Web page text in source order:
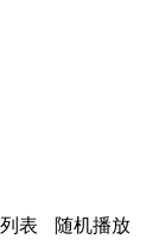
表 随机播放